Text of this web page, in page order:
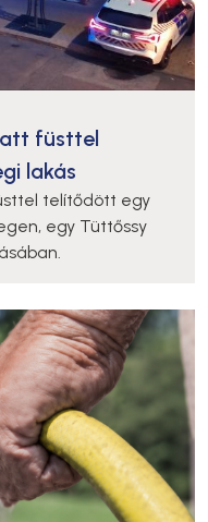
füsttel
lakás
telítődött egy
egy Tüttőssy